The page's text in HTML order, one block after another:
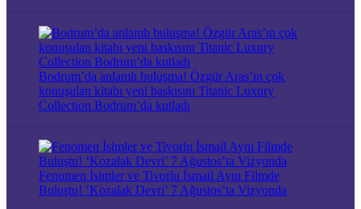
Bodrum’da anlamlı buluşma! Özgür Aras’ın çok
konuşulan kitabı yeni baskısını Titanic Luxury
Collection Bodrum’da kutladı
Fenomen İsimler ve Tivorlu İsmail Aynı Filmde
Buluştu! ‘Kozalak Devri’ 7 Ağustos’ta Vizyonda